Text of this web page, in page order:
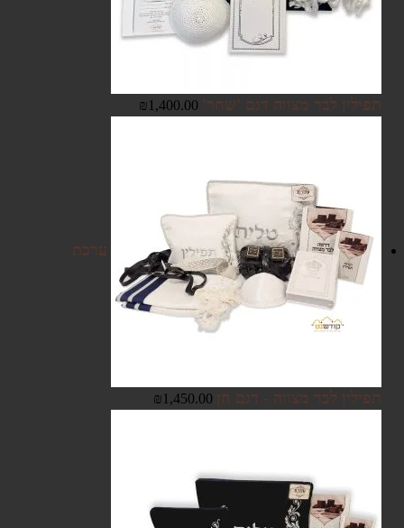
תפילין לבר מצווה דגם 'שחר' ₪1,400.00
ערכת
תפילין לבר מצווה - דגם חן ₪1,450.00